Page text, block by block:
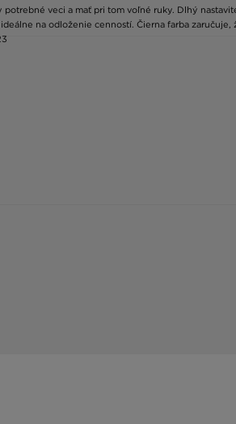
potrebné veci a mať pri tom voľné ruky. Dlhý
na odloženie cenností. Čierna farba